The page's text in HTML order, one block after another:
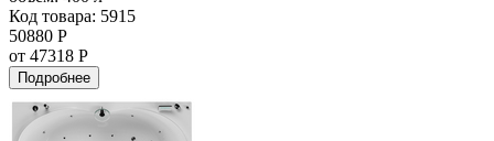
Код товара: 5915
50880 Р
от 47318 Р
Подробнее